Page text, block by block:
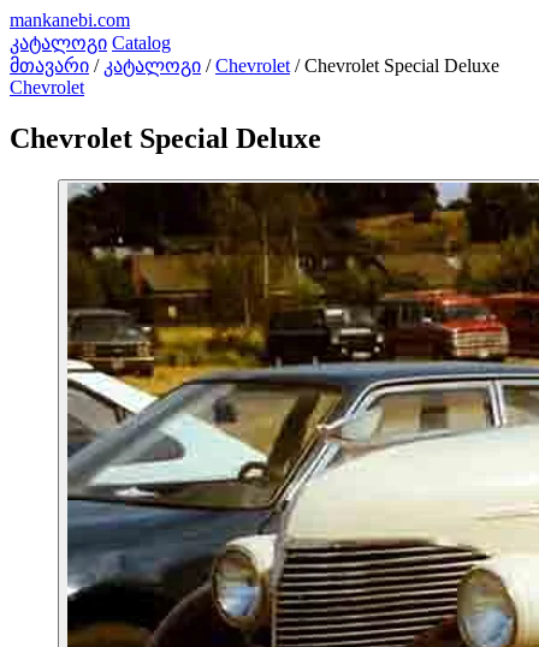
mankanebi.com
კატალოგი Catalog
მთავარი / კატალოგი / Chevrolet / Chevrolet Special Deluxe
Chevrolet
Chevrolet Special Deluxe